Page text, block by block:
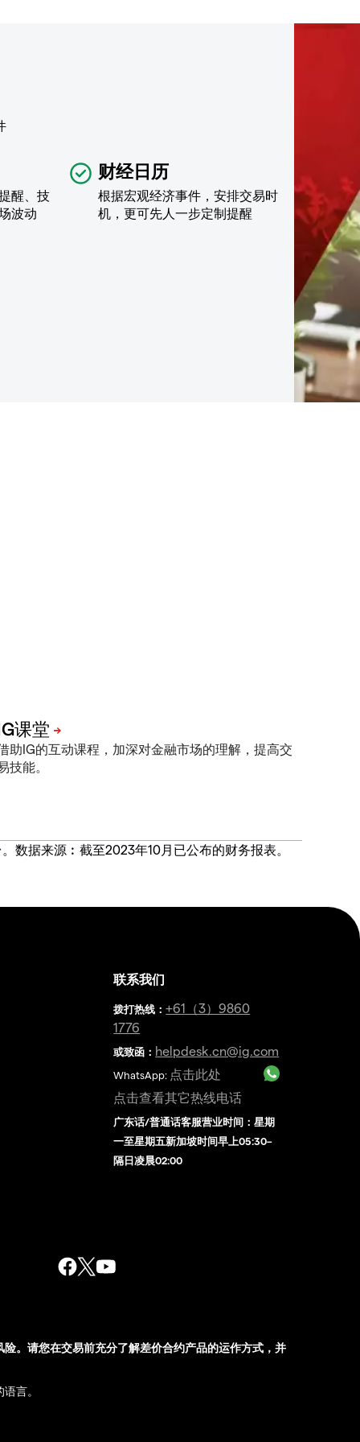
醒、技
波动
财经日历
根据宏观经济事件，安排交易时
机，更可先人一步定制提醒
助IG的互动课程，加深对金融市场的理解，提高交
技能。
数据来源︰截至2023年10月已公布的财务报表。
联系我们
拨打热线 ：+61（3）9860
1776
或致函： helpdesk.cn@ig.com
WhatsApp: 点击此处
点击查看其它热线电话
广东话/普通话客服营业时间：星期
一至星期五新加坡时间早上05:30–
隔日凌晨02:00
。请您在交易前充分了解差价合约产品的运作方式，并
言。